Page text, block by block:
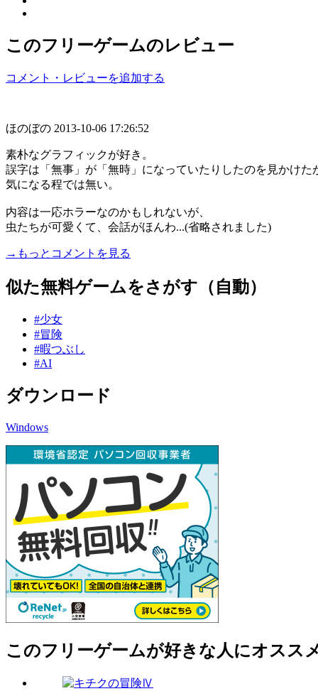
このフリーゲームのレビュー
コメント・レビューを追加する
ほのぼの 2013-10-06 17:26:52
素朴なグラフィックが好き。
誤字は「無事」が「無時」になっていたりしたのを見かけた
気になる程では無い。
内容は一応ホラーなのかもしれないが、
虫たちが可愛くて、会話がほんわ...(省略されました)
→もっとコメントを見る
似た無料ゲームをさがす（自動）
#少女
#冒険
#暇つぶし
#AI
ダウンロード
Windows
このフリーゲームが好きな人にオスス